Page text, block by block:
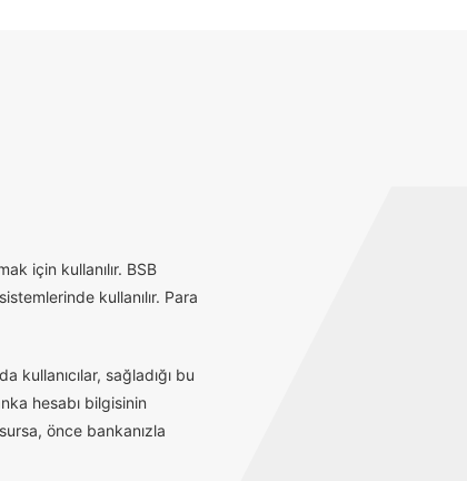
için kullanılır. BSB
kullanılır. Para
sağladığı bu
hesabı bilgisinin
önce bankanızla